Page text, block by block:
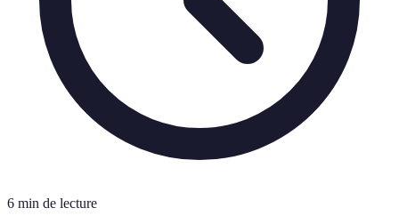
6 min de lecture